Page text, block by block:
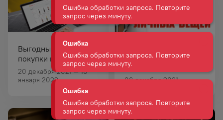
Выгодные онлайн
покупки в Дилан
20 декабря 2021 — 10
января 2022
бизнес!
08 декабря 2021
Ошибка
Ошибка обработки запроса. Повторите
запрос через минуту.
Ошибка
Ошибка обработки запроса. Повторите
запрос через минуту.
Ошибка